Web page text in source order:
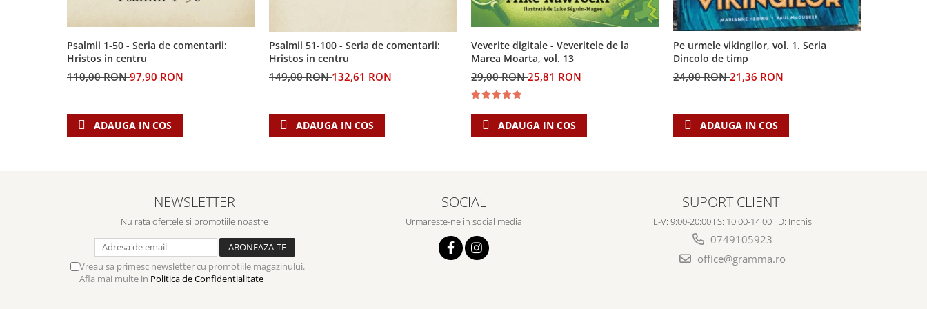
Psalmii 1-50 - Seria de comentarii:
Hristos in centru
110,00 RON97,90 RON
ADAUGA IN COS
Psalmii 51-100 - Seria de comentarii:
Hristos in centru
149,00 RON132,61 RON
ADAUGA IN COS
Veverite digitale - Veveritele de la
Marea Moarta, vol. 13
29,00 RON25,81 RON
ADAUGA IN COS
Pe urmele vikingilor, vol. 1. Seria
Dincolo de timp
24,00 RON21,36 RON
ADAUGA IN COS
NEWSLETTER
Nu rata ofertele si promotiile noastre
Vreau sa primesc newsletter cu promotiile magazinului.
Afla mai multe in Politica de Confidentialitate
SOCIAL
Urmareste-ne in social media
SUPORT CLIENTI
L-V: 9:00-20:00 I S: 10:00-14:00 I D: Inchis
0749105923
office@gramma.ro